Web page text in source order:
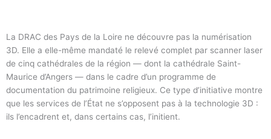
La DRAC des Pays de la Loire ne découvre pas la numérisation
3D. Elle a elle-même mandaté le relevé complet par scanner laser
de cinq cathédrales de la région — dont la cathédrale Saint-
Maurice d’Angers — dans le cadre d’un programme de
documentation du patrimoine religieux. Ce type d’initiative montre
que les services de l’État ne s’opposent pas à la technologie 3D :
ils l’encadrent et, dans certains cas, l’initient.